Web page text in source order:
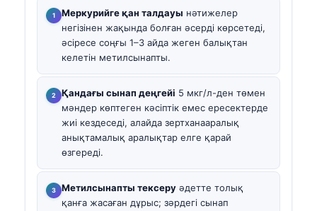
Меркурийге қан талдауы нәтижелер
негізінен жақында болған әсерді көрсетеді,
әсіресе соңғы 1–3 айда жеген балықтан
келетін метилсынапты.
Қандағы сынап деңгейі 5 мкг/л-ден төмен
мәндер көптеген кәсіптік емес ересектерде
жиі кездеседі, алайда зертханааралық
анықтамалық аралықтар елге қарай
өзгереді.
Метилсынапты тексеру әдетте толық
қанға жасаған дұрыс; зәрдегі сынап